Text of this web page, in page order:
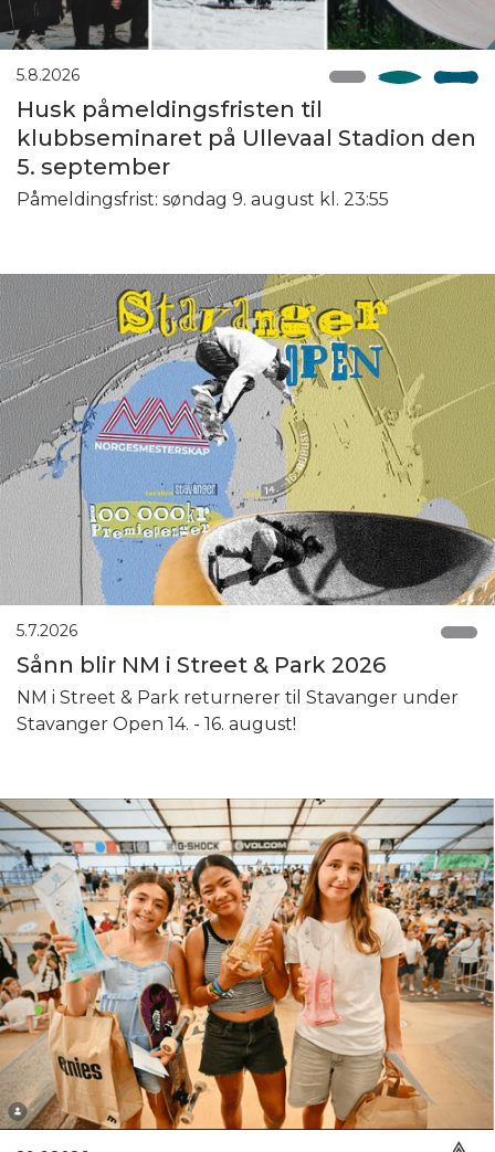
5.8.2026
Husk påmeldingsfristen til
klubbseminaret på Ullevaal Stadion den
5. september
Påmeldingsfrist: søndag 9. august kl. 23:55
5.7.2026
Sånn blir NM i Street & Park 2026
NM i Street & Park returnerer til Stavanger under
Stavanger Open 14. - 16. august!